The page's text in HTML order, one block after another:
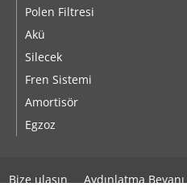
Polen Filtresi
Akü
Silecek
Fren Sistemi
Amortisör
Egzoz
Bize ulaşın Aydınlatma Beyanı